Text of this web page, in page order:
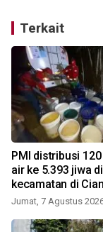
Terkait
PMI distribusi
air ke 5.393 jiwa
kecamatan di
Jumat, 7 Agustus